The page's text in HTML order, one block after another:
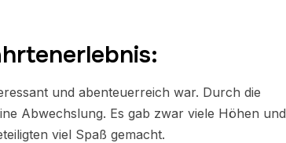
und abenteuerreich war. Durch die
Abwechslung. Es gab zwar viele Höhen und
viel Spaß gemacht.